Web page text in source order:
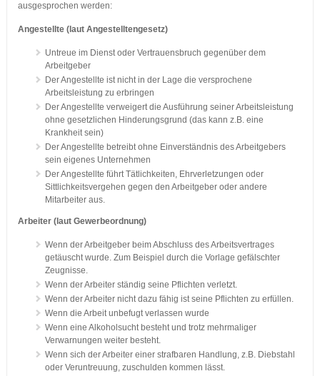
ausgesprochen werden:
Angestellte (laut Angestelltengesetz)
Untreue im Dienst oder Vertrauensbruch gegenüber dem
Arbeitgeber
Der Angestellte ist nicht in der Lage die versprochene
Arbeitsleistung zu erbringen
Der Angestellte verweigert die Ausführung seiner Arbeitsleistung
ohne gesetzlichen Hinderungsgrund (das kann z.B. eine
Krankheit sein)
Der Angestellte betreibt ohne Einverständnis des Arbeitgebers
sein eigenes Unternehmen
Der Angestellte führt Tätlichkeiten, Ehrverletzungen oder
Sittlichkeitsvergehen gegen den Arbeitgeber oder andere
Mitarbeiter aus.
Arbeiter (laut Gewerbeordnung)
Wenn der Arbeitgeber beim Abschluss des Arbeitsvertrages
getäuscht wurde. Zum Beispiel durch die Vorlage gefälschter
Zeugnisse.
Wenn der Arbeiter ständig seine Pflichten verletzt.
Wenn der Arbeiter nicht dazu fähig ist seine Pflichten zu erfüllen.
Wenn die Arbeit unbefugt verlassen wurde
Wenn eine Alkoholsucht besteht und trotz mehrmaliger
Verwarnungen weiter besteht.
Wenn sich der Arbeiter einer strafbaren Handlung, z.B. Diebstahl
oder Veruntreuung, zuschulden kommen lässt.